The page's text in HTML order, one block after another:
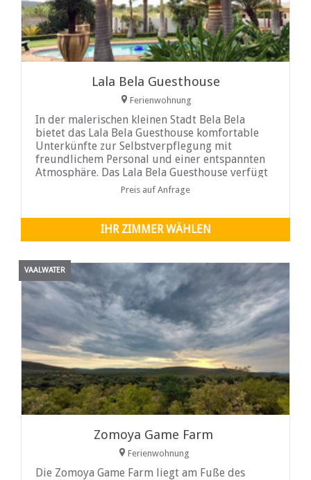
Lala Bela Guesthouse
Ferienwohnung
In der malerischen kleinen Stadt Bela Bela
bietet das Lala Bela Guesthouse komfortable
Unterkünfte zur Selbstverpflegung mit
freundlichem Personal und einer entspannten
Atmosphäre. Das Lala Bela Guesthouse verfügt
über drei freistehende Einheiten mit einer
Preis auf Anfrage
IHR ZIMMER WÄHLEN
VAALWATER
Zomoya Game Farm
Ferienwohnung
Die Zomoya Game Farm liegt am Fuße des